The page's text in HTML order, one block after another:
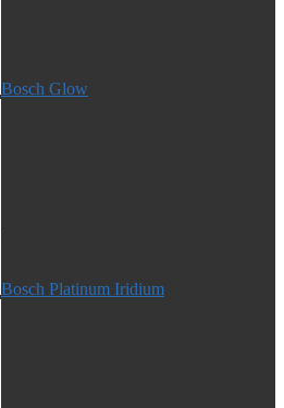
Bosch Glow
Bosch Platinum Iridium